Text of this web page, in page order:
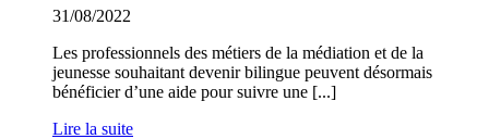
31/08/2022
Les professionnels des métiers de la médiation et de la
jeunesse souhaitant devenir bilingue peuvent désormais
bénéficier d’une aide pour suivre une [...]
Lire la suite